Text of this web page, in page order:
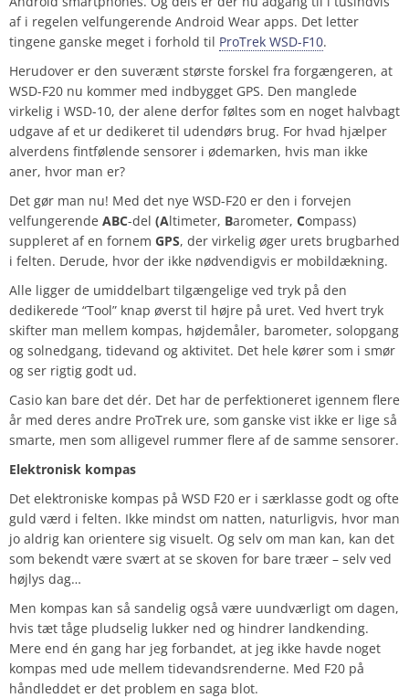
af i regelen velfungerende Android Wear apps. Det letter
tingene ganske meget i forhold til ProTrek WSD-F10.
Herudover er den suverænt største forskel fra forgængeren, at
WSD-F20 nu kommer med indbygget GPS. Den manglede
virkelig i WSD-10, der alene derfor føltes som en noget halvbagt
udgave af et ur dedikeret til udendørs brug. For hvad hjælper
alverdens fintfølende sensorer i ødemarken, hvis man ikke
aner, hvor man er?
Det gør man nu! Med det nye WSD-F20 er den i forvejen
velfungerende ABC-del (Altimeter, Barometer, Compass)
suppleret af en fornem GPS, der virkelig øger urets brugbarhed
i felten. Derude, hvor der ikke nødvendigvis er mobildækning.
Alle ligger de umiddelbart tilgængelige ved tryk på den
dedikerede “Tool” knap øverst til højre på uret. Ved hvert tryk
skifter man mellem kompas, højdemåler, barometer, solopgang
og solnedgang, tidevand og aktivitet. Det hele kører som i smør
og ser rigtig godt ud.
Casio kan bare det dér. Det har de perfektioneret igennem flere
år med deres andre ProTrek ure, som ganske vist ikke er lige så
smarte, men som alligevel rummer flere af de samme sensorer.
Elektronisk kompas
Det elektroniske kompas på WSD F20 er i særklasse godt og ofte
guld værd i felten. Ikke mindst om natten, naturligvis, hvor man
jo aldrig kan orientere sig visuelt. Og selv om man kan, kan det
som bekendt være svært at se skoven for bare træer – selv ved
højlys dag…
Men kompas kan så sandelig også være uundværligt om dagen,
hvis tæt tåge pludselig lukker ned og hindrer landkending.
Mere end én gang har jeg forbandet, at jeg ikke havde noget
kompas med ude mellem tidevandsrenderne. Med F20 på
håndleddet er det problem en saga blot.